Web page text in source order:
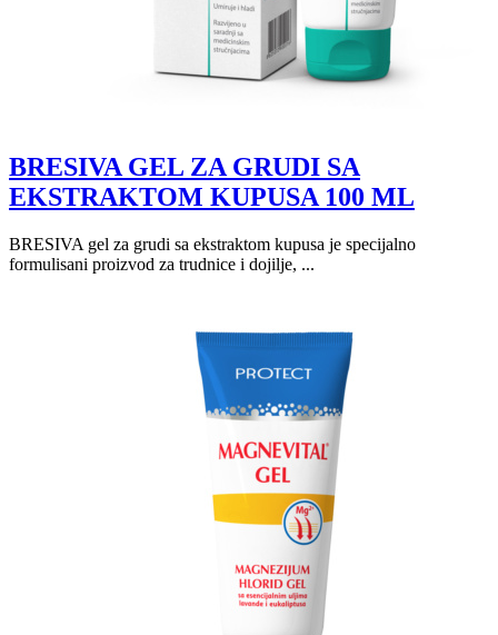
BRESIVA GEL ZA GRUDI SA
EKSTRAKTOM KUPUSA 100 ML
BRESIVA gel za grudi sa ekstraktom kupusa je specijalno
formulisani proizvod za trudnice i dojilje, ...